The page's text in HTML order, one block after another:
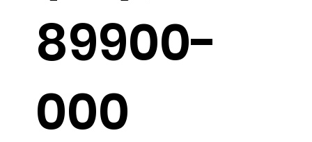
89900-
000